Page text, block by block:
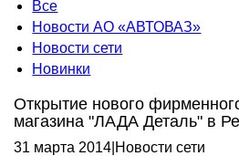
Все
Новости АО «АВТОВАЗ»
Новости сети
Новинки
Открытие нового
магазина "ЛАДА Деталь" в
31 марта 2014 Новости сети